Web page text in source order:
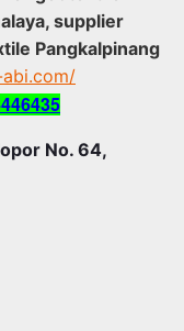
supplier
Pangkalpinang
No. 64,